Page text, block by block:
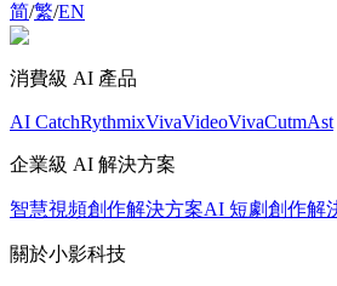
简/繁/EN
消費級 AI 產品
AI CatchRythmixVivaVideoVivaCutmAst
企業級 AI 解決方案
智慧視頻創作解決方案AI 短劇創作解
關於小影科技